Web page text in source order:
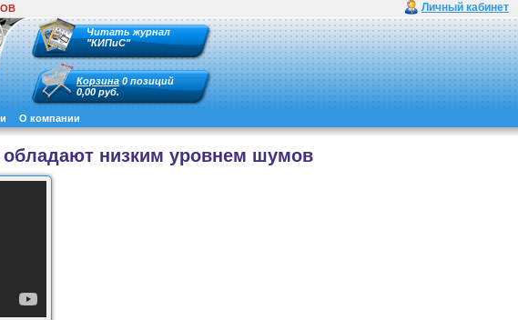
Личный кабинет
Читать журнал
"КИПиС"
Корзина 0 позиций
0,00 руб.
О компании
низким уровнем шумов